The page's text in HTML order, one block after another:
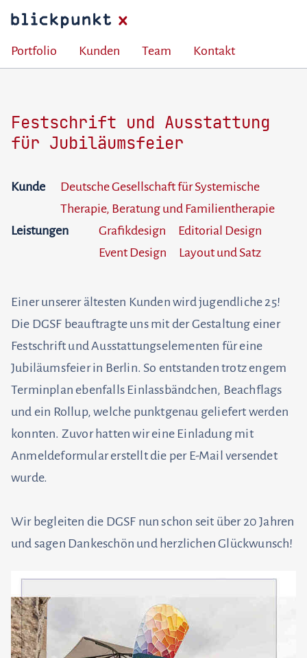
Portfolio Kunden Team Kontakt
Festschrift und Ausstattung
für Jubiläumsfeier
Kunde
Deutsche Gesellschaft für Systemische
Therapie, Beratung und Familientherapie
Leistungen
Grafikdesign
Editorial Design
Event Design
Layout und Satz
Einer unserer ältesten Kunden wird jugendliche 25!
Die DGSF beauftragte uns mit der Gestaltung einer
Festschrift und Ausstattungselementen für eine
Jubiläumsfeier in Berlin. So entstanden trotz engem
Terminplan ebenfalls Einlassbändchen, Beachflags
und ein Rollup, welche punktgenau geliefert werden
konnten. Zuvor hatten wir eine Einladung mit
Anmeldeformular erstellt die per E-Mail versendet
wurde.
Wir begleiten die DGSF nun schon seit über 20 Jahren
und sagen Dankeschön und herzlichen Glückwunsch!